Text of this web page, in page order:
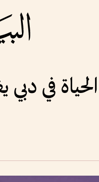
في دبي